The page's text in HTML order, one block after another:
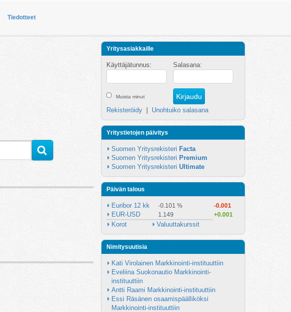
Tiedotteet
Yritysasiakkaille
Käyttäjätunnus: Salasana:
Muista minut
Rekisteröidy Unohtuiko salasana
Yritystietojen päivitys
Suomen Yritysrekisteri Facta
Suomen Yritysrekisteri Premium
Suomen Yritysrekisteri Ultimate
Päivän talous
Euribor 12 kk -0.101 % -0.001
EUR-USD 1.149 +0.001
Korot Valuuttakurssit
Nimitysuutisia
Kati Virolainen Markkinointi-instituuttiin
Eveliina Suokonautio Markkinointi-
instituuttiin
Antti Raami Markkinointi-instituuttiin
Essi Räsänen osaamispäälliköksi
Markkinointi-instituuttiin